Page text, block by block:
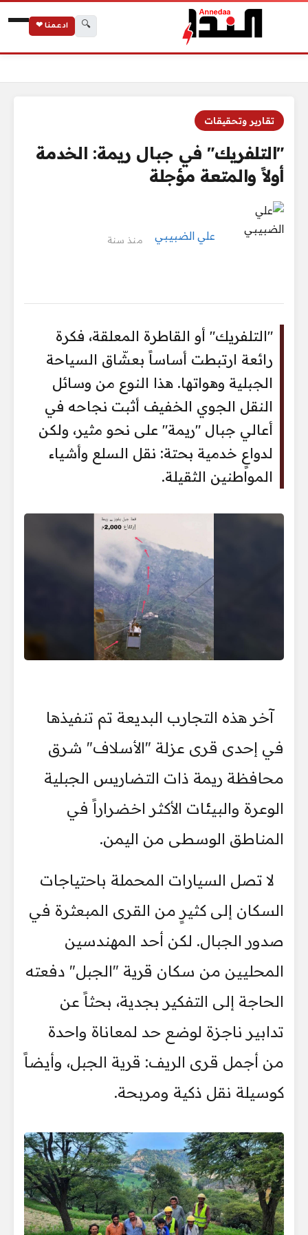
🔍 ادعمنا ❤
تقارير وتحقيقات
"التلفريك" في جبال ريمة: الخدمة
أولاً والمتعة مؤجلة
علي الضبيبي منذ سنة
"التلفريك" أو القاطرة المعلقة، فكرة
رائعة ارتبطت أساساً بعشّاق السياحة
الجبلية وهواتها. هذا النوع من وسائل
النقل الجوي الخفيف أثبت نجاحه في
أعالي جبال "ريمة" على نحو مثير، ولكن
لدواعٍ خدمية بحتة: نقل السلع وأشياء
المواطنين الثقيلة.
آخر هذه التجارب البديعة تم تنفيذها
في إحدى قرى عزلة "الأسلاف" شرق
محافظة ريمة ذات التضاريس الجبلية
الوعرة والبيئات الأكثر اخضراراً في
المناطق الوسطى من اليمن.
لا تصل السيارات المحملة باحتياجات
السكان إلى كثيرٍ من القرى المبعثرة في
صدور الجبال. لكن أحد المهندسين
المحليين من سكان قرية "الجبل" دفعته
الحاجة إلى التفكير بجدية، بحثاً عن
تدابير ناجزة لوضع حد لمعاناة واحدة
من أجمل قرى الريف: قرية الجبل، وأيضاً
كوسيلة نقل ذكية ومربحة.